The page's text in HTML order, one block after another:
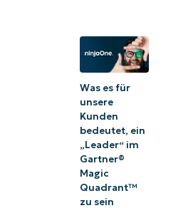
Was es für
unsere
Kunden
bedeutet, ein
„Leader“ im
Gartner®
Magic
Quadrant™
zu sein